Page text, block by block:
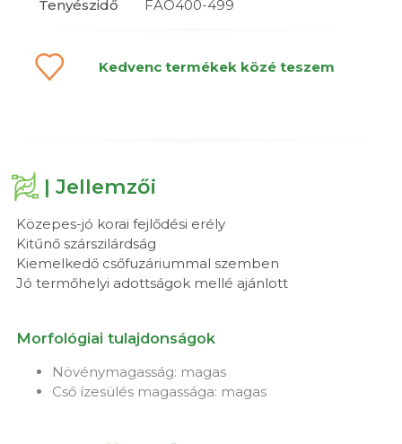
Tenyészidő
FAO400-499
Kedvenc termékek közé teszem
| Jellemzői
Közepes-jó korai fejlődési erély
Kitűnő szárszilárdság
Kiemelkedő csőfuzáriummal szemben
Jó termőhelyi adottságok mellé ajánlott
Morfológiai tulajdonságok
Növénymagasság: magas
Cső ízesülés magassága: magas